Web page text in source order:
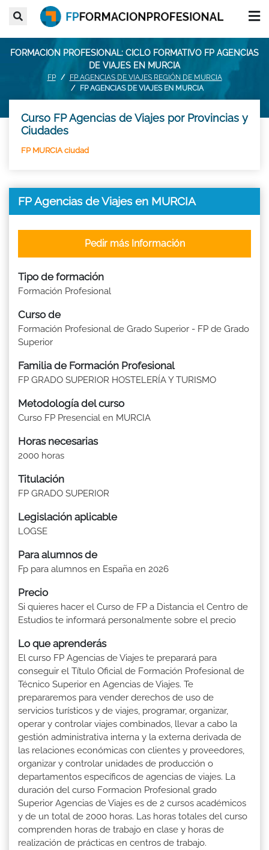
FORMACION PROFESIONAL: CICLO FORMATIVO FP AGENCIAS
DE VIAJES EN MURCIA
FP
FP AGENCIAS DE VIAJES REGIÓN DE MURCIA
FP AGENCIAS DE VIAJES EN MURCIA
Curso FP Agencias de Viajes por Provincias y
Ciudades
FP MURCIA ciudad
FP Agencias de Viajes en MURCIA
Tipo de formación
Formación Profesional
Curso de
Formación Profesional de Grado Superior - FP de Grado
Superior
Familia de Formación Profesional
FP GRADO SUPERIOR HOSTELERÍA Y TURISMO
Metodología del curso
Curso FP Presencial en MURCIA
Horas necesarias
2000 horas
Titulación
FP GRADO SUPERIOR
Legislación aplicable
LOGSE
Para alumnos de
Fp para alumnos en España en 2026
Precio
Si quieres hacer el Curso de FP a Distancia el Centro de
Estudios te informará personalmente sobre el precio
Pedir más Información
Lo que aprenderás
El curso FP Agencias de Viajes te preparará para
conseguir el Título Oficial de Formación Profesional de
Técnico Superior en Agencias de Viajes. Te
prepararemos para vender derechos de uso de
servicios turísticos y de viajes, programar, organizar,
operar y controlar viajes combinados, llevar a cabo la
gestión administrativa interna y la externa derivada de
las relaciones económicas con clientes y proveedores,
organizar y controlar unidades de producción o
departamentos específicos de agencias de viajes. La
duración del curso Formacion Profesional grado
Superior Agencias de Viajes es de 2 cursos académicos
y de un total de 2000 horas. Las horas totales del curso
comprenden horas de trabajo en clase y horas de
realización de prácticas en centros de trabajo.